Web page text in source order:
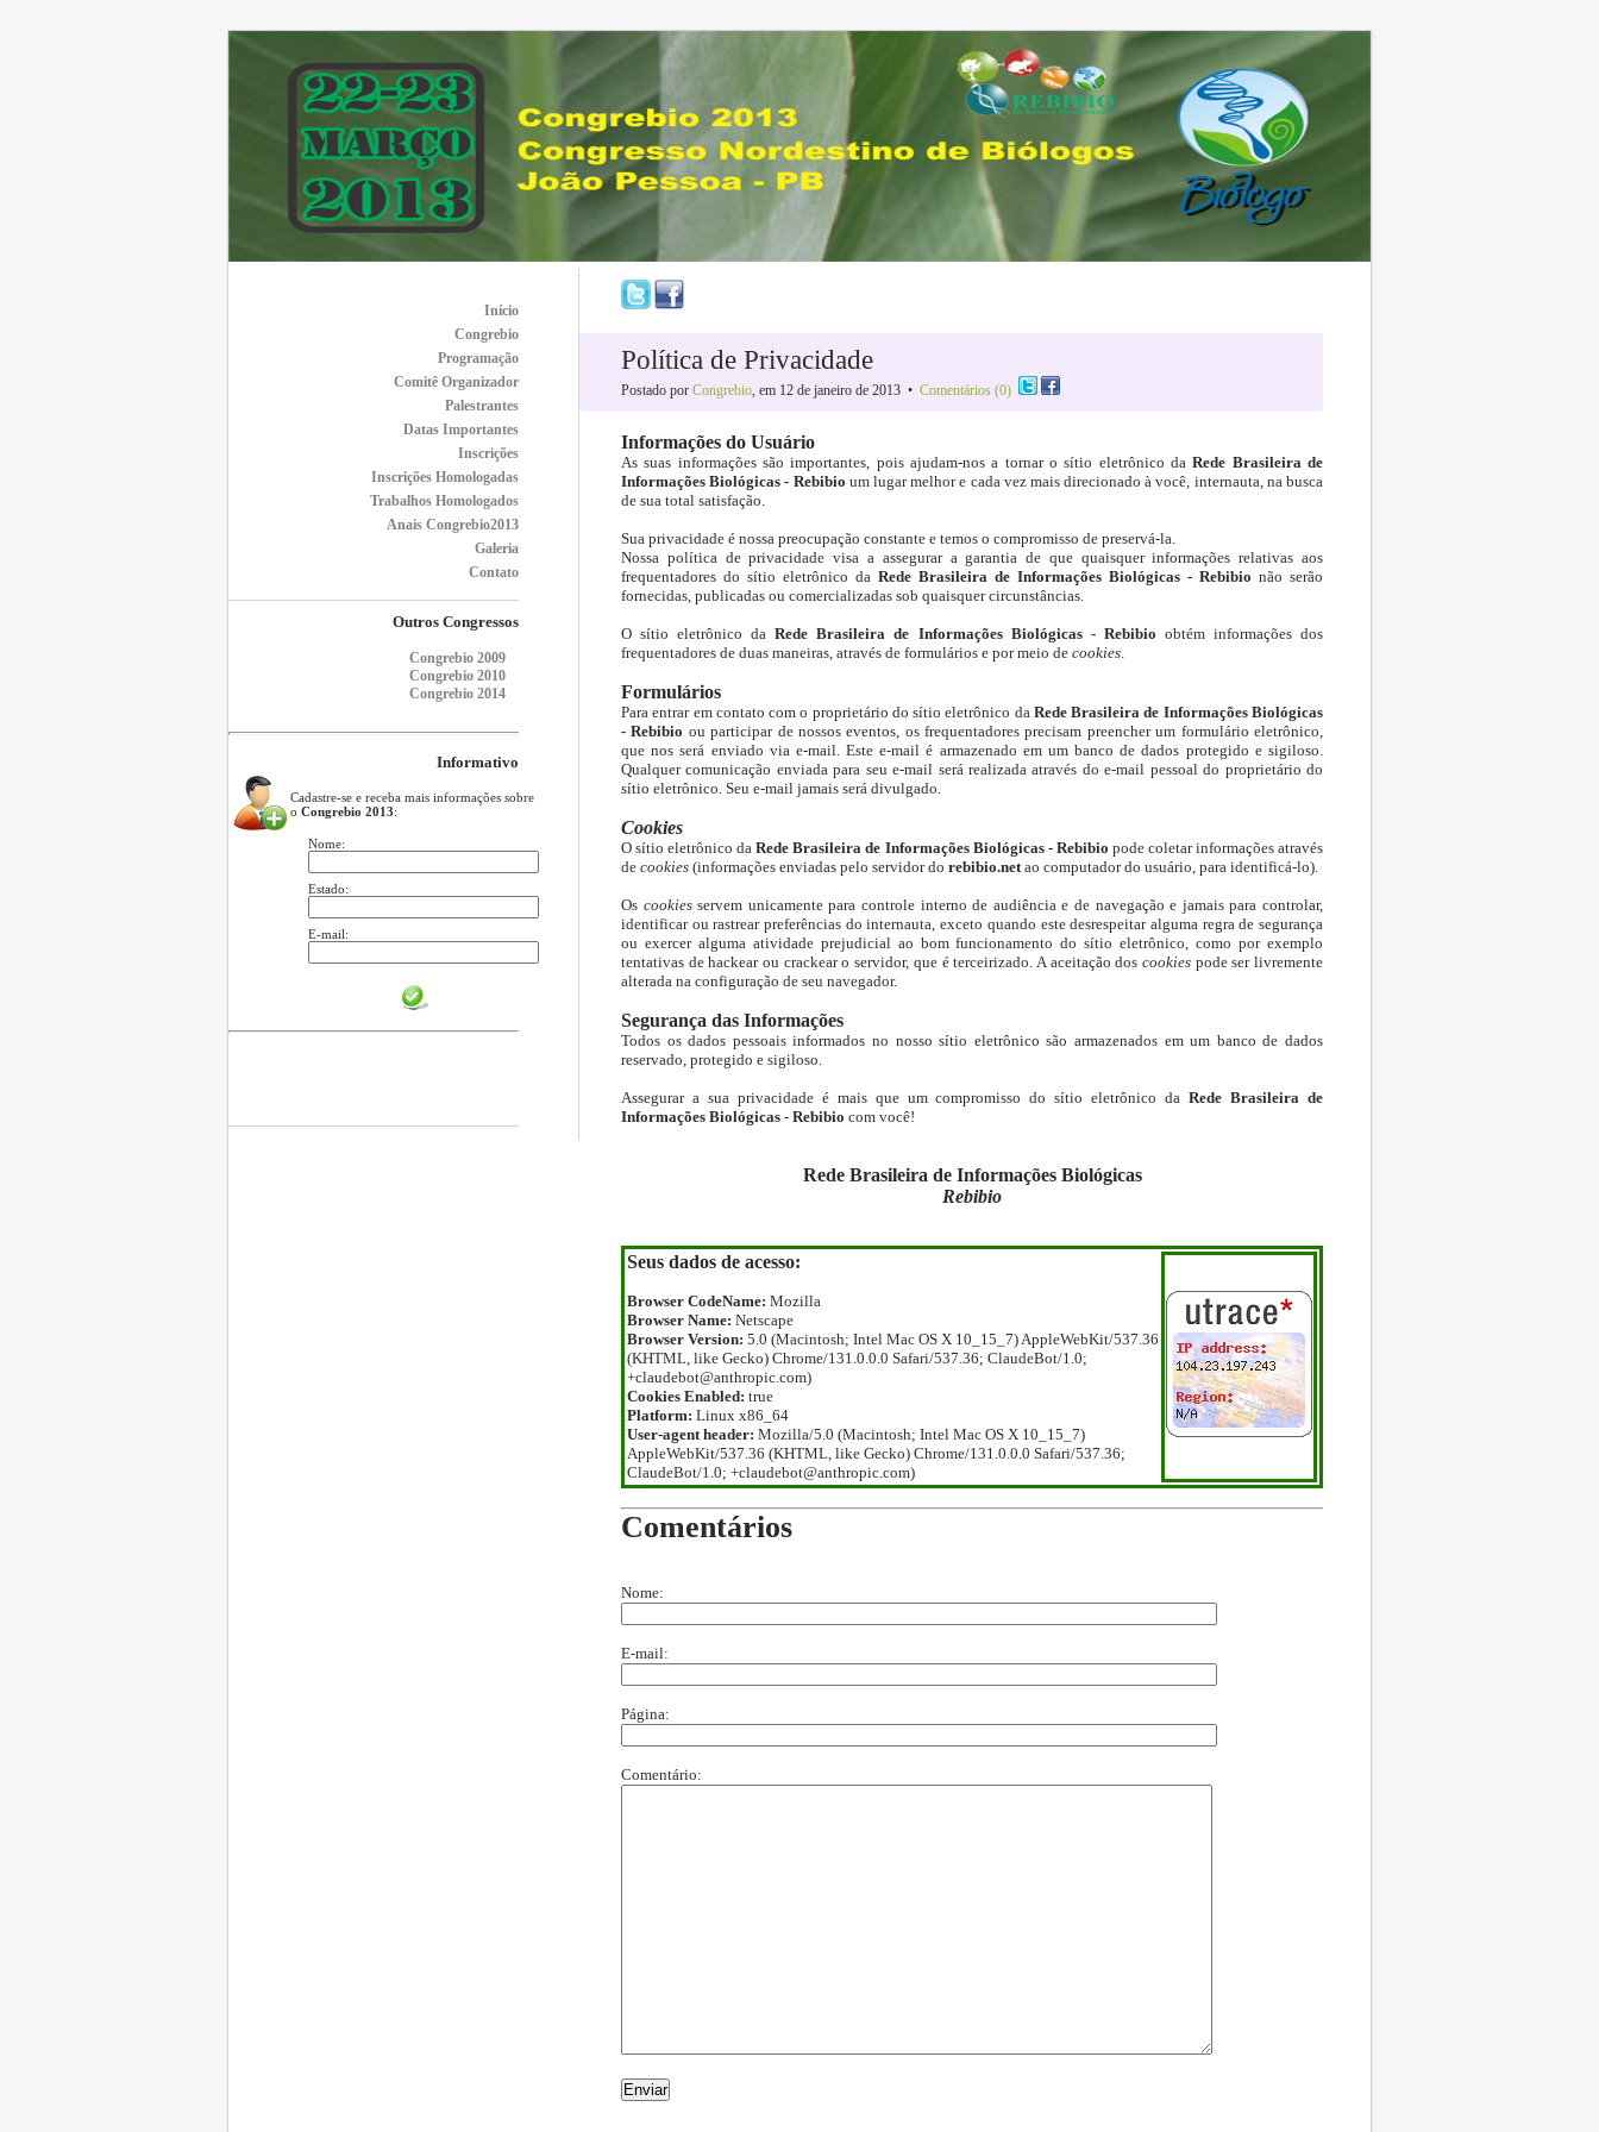
Início
Congrebio
Programação
Comitê Organizador
Palestrantes
Datas Importantes
Inscrições
Inscrições Homologadas
Trabalhos Homologados
Anais Congrebio2013
Galeria
Contato
Outros Congressos
Congrebio 2009
Congrebio 2010
Congrebio 2014
Informativo
Cadastre-se e receba mais informações sobre
o Congrebio 2013:
Nome:
Estado:
E-mail:
Política de Privacidade
Postado por Congrebio, em 12 de janeiro de 2013 • Comentários (0)
Informações do Usuário
As suas informações são importantes, pois ajudam-nos a tornar o sítio eletrônico daRede Brasileira de
Informações Biológicas - Rebibio um lugar melhor e cada vez mais direcionado à você, internauta, na busca
de sua total satisfação.
Sua privacidade é nossa preocupação constante e temos o compromisso de preservá-la.
Nossa política de privacidade visa a assegurar a garantia de que quaisquer informações relativas aos
frequentadores do sítio eletrônico da Rede Brasileira de Informações Biológicas - Rebibio não serão
fornecidas, publicadas ou comercializadas sob quaisquer circunstâncias.
O sítio eletrônico daRede Brasileira de Informações Biológicas - Rebibio obtém informações dos
frequentadores de duas maneiras, através de formulários e por meio de cookies.
Formulários
Para entrar em contato com o proprietário do sítio eletrônico da Rede Brasileira de Informações Biológicas
- Rebibio ou participar de nossos eventos, os frequentadores precisam preencher um formulário eletrônico,
que nos será enviado via e-mail. Este e-mail é armazenado em um banco de dados protegido e sigiloso.
Qualquer comunicação enviada para seu e-mail será realizada através do e-mail pessoal do proprietário do
sítio eletrônico. Seu e-mail jamais será divulgado.
Cookies
O sítio eletrônico daRede Brasileira de Informações Biológicas - Rebibio pode coletar informações através
de cookies (informações enviadas pelo servidor do rebibio.netao computador do usuário, para identificá-lo).
Os cookiesservem unicamente para controle interno de audiência e de navegação e jamais para controlar,
identificar ou rastrear preferências do internauta, exceto quando este desrespeitar alguma regra de segurança
ou exercer alguma atividade prejudicial ao bom funcionamento do sítio eletrônico, como por exemplo
tentativas de hackear ou crackear o servidor, que é terceirizado. A aceitação dos cookiespode ser livremente
alterada na configuração de seu navegador.
Segurança das Informações
Todos os dados pessoais informados no nosso sítio eletrônico são armazenados em um banco de dados
reservado, protegido e sigiloso.
Assegurar a sua privacidade é mais que um compromisso do sítio eletrônico daRede Brasileira de
Informações Biológicas - Rebibio com você!
Rede Brasileira de Informações Biológicas
Rebibio
Seus dados de acesso:
Browser CodeName: Mozilla
Browser Name: Netscape
Browser Version: 5.0 (Macintosh; Intel Mac OS X 10_15_7) AppleWebKit/537.36
(KHTML, like Gecko) Chrome/131.0.0.0 Safari/537.36; ClaudeBot/1.0;
+claudebot@anthropic.com)
Cookies Enabled: true
Platform: Linux x86_64
User-agent header: Mozilla/5.0 (Macintosh; Intel Mac OS X 10_15_7)
AppleWebKit/537.36 (KHTML, like Gecko) Chrome/131.0.0.0 Safari/537.36;
ClaudeBot/1.0; +claudebot@anthropic.com)
Comentários
Nome:
E-mail:
Página:
Comentário: